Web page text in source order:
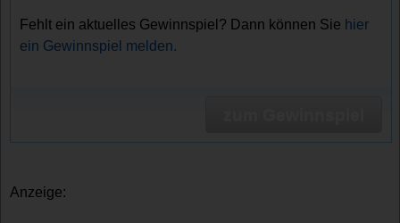
Fehlt ein aktuelles Gewinnspiel? Dann können Sie hier
ein Gewinnspiel melden.
Anzeige: